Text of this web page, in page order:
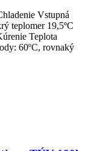
Vstupná
teplomer 19,5ºC
Teplota
60ºC, rovnaký